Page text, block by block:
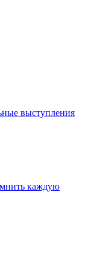
выступления
каждую